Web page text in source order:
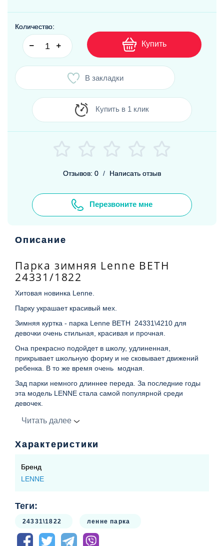
Количество:
Купить
В закладки
Купить в 1 клик
Отзывов: 0 / Написать отзыв
Перезвоните мне
Описание
Парка зимняя Lenne BETH
24331/1822
Хитовая новинка Lenne.
Парку украшает красивый мех.
Зимняя куртка - парка Lenne BETH 24331\4210 для
девочки очень стильная, красивая и прочная.
Она прекрасно подойдет в школу, удлиненная,
прикрывает школьную форму и не сковывает движений
ребенка. В то же время очень модная.
Зад парки немного длиннее переда. За последние годы
эта модель LENNE стала самой популярной среди
девочек.
Материал: верх- ткань Active износостойкая, дышащая,
Парка ленне имеет два кармана и утяжку в талии.
Воротник: стойка, внутренняя часть - велюр
Утеплитель: 330 гр
Читать далее
Характеристики
Бренд
LENNE
Теги:
24331\1822 ленне парка